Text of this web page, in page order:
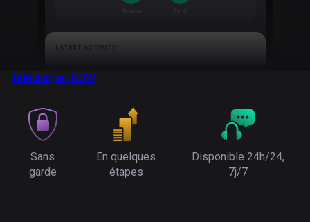
Télécharger NOW
Sans
garde
En quelques
étapes
Disponible 24h/24,
7j/7